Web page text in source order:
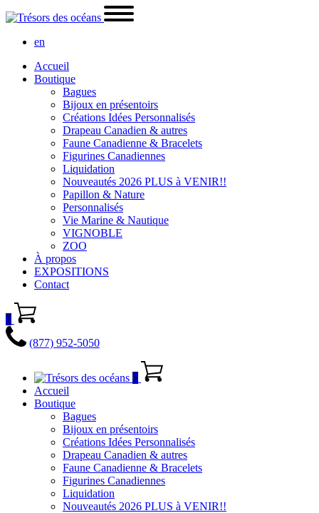
en
Accueil
Boutique
Bagues
Bijoux en présentoirs
Créations Idées Personnalisés
Drapeau Canadien & autres
Faune Canadienne & Bracelets
Figurines Canadiennes
Liquidation
Nouveautés 2026 PLUS à VENIR!!
Papillon & Nature
Personnalisés
Vie Marine & Nautique
VIGNOBLE
ZOO
À propos
EXPOSITIONS
Contact
0
(877) 952-5050
0
Accueil
Boutique
Bagues
Bijoux en présentoirs
Créations Idées Personnalisés
Drapeau Canadien & autres
Faune Canadienne & Bracelets
Figurines Canadiennes
Liquidation
Nouveautés 2026 PLUS à VENIR!!